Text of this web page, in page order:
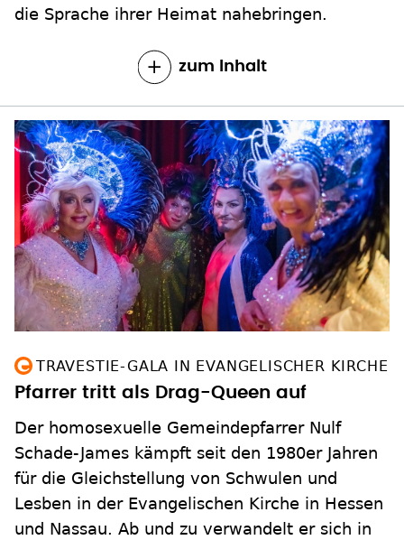
Pfarrer tritt als Drag-Queen auf
Der homosexuelle Gemeindepfarrer Nulf
Schade-James kämpft seit den 1980er Jahren
für die Gleichstellung von Schwulen und
Lesben in der Evangelischen Kirche in Hessen
und Nassau. Ab und zu verwandelt er sich in
eine Drag-Queen.